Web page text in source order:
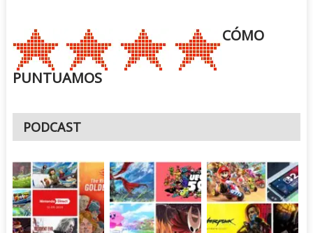
CÓMO
PUNTUAMOS
PODCAST